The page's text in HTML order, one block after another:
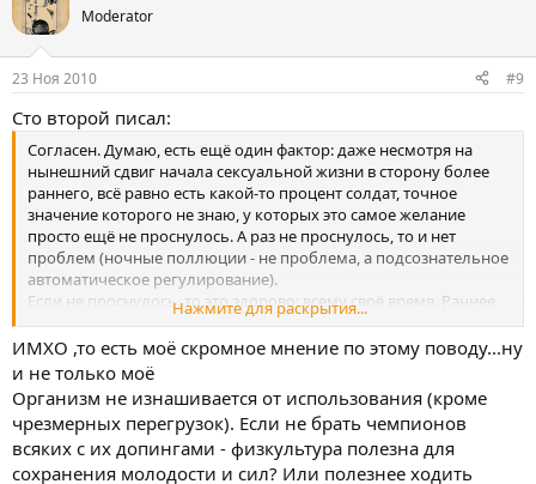
Moderator
23 Ноя 2010 #9
Сто второй писал:
Согласен. Думаю, есть ещё один фактор: даже несмотря на
нынешний сдвиг начала сексуальной жизни в сторону более
раннего, всё равно есть какой-то процент солдат, точное
значение которого не знаю, у которых это самое желание
просто ещё не проснулось. А раз не проснулось, то и нет
проблем (ночные поллюции - не проблема, а подсознательное
автоматическое регулирование).
Если не проснулось, то это здорово: всему своё время. Раннее
может привести
износу организма, к преждевременной старости и, самое
главное, к снижению творческих способностей. Ибо, как
прочитал в какой-то йоговской литературе, источник
творческой энергии тот же самый, что и сексуальной:
чрезмерно тратя её на секс, становимся творческими
импотентами. Впрочем, у каждого свой запас этой энергии.
Как пелось в одной песне, "Вторая молодость приходит к тому,
Нажмите для раскрытия...
ИМХО ,то есть моё скромное мнение по этому поводу...ну
и не только моё
Организм не изнашивается от использования (кроме
чрезмерных перегрузок). Если не брать чемпионов
всяких с их допингами - физкультура полезна для
сохранения молодости и сил? Или полезнее ходить